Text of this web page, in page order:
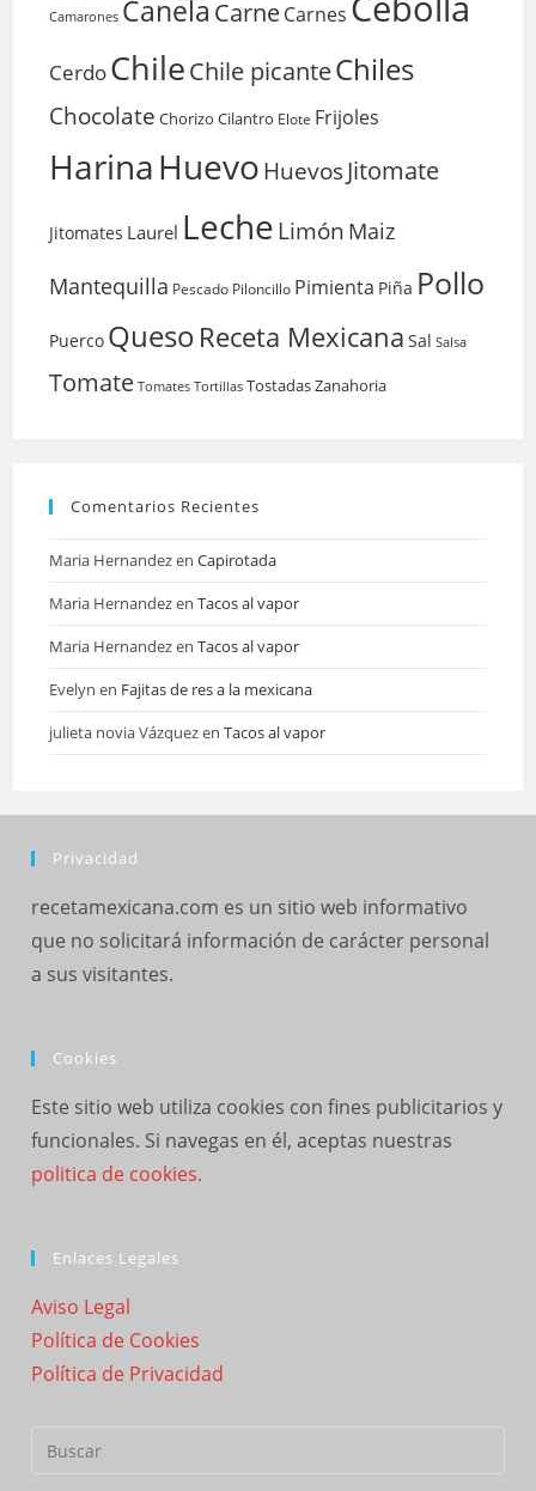
Camarones Canela CarneCarnes
CerdoChileChile picanteChiles
Chocolate Chorizo Cilantro Elote Frijoles
HarinaHuevoHuevosJitomate
Jitomates Laurel LecheLimón Maiz
Mantequilla Pescado Piloncillo Pimienta Piña Pollo
Puerco QuesoReceta Mexicana Sal Salsa
Tomate Tomates Tortillas TostadasZanahoria
Comentarios Recientes
Maria HernandezenCapirotada
Maria HernandezenTacos al vapor
Maria HernandezenTacos al vapor
Evelyn en Fajitas de res a la mexicana
julieta novia VázquezenTacos al vapor
Privacidad
recetamexicana.com es un sitio web informativo
que no solicitará información de carácter personal
a sus visitantes.
Cookies
Este sitio web utiliza cookies con fines publicitarios y
funcionales. Si navegas en él, aceptas nuestras
politica de cookies.
Enlaces Legales
Aviso Legal
Política de Cookies
Política de Privacidad
Buscar: